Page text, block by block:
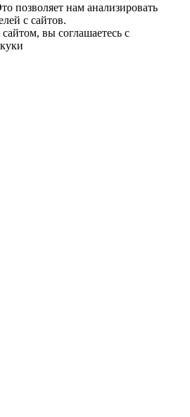
позволяет нам анализировать
с сайтов.
вы соглашаетесь с